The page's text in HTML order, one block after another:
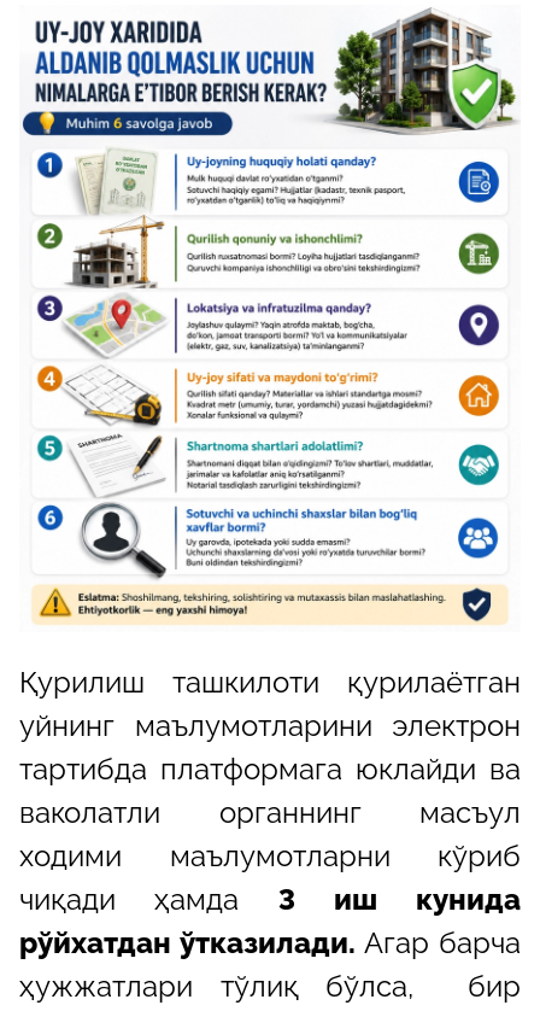
Қурилиш ташкилоти қурилаётган
уйнинг маълумотларини электрон
тартибда платформага юклайди ва
ваколатли органнинг масъул
ходими маълумотларни кўриб
чиқади ҳамда 3 иш кунида
рўйхатдан ўтказилади. Агар барча
ҳужжатлари тўлиқ бўлса, бир